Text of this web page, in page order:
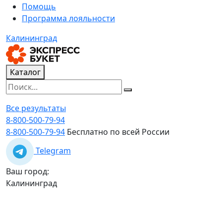
Помощь
Программа лояльности
Калининград
Каталог
Все результаты
8-800-500-79-94
8-800-500-79-94 Бесплатно по всей России
Telegram
Ваш город:
Калининград